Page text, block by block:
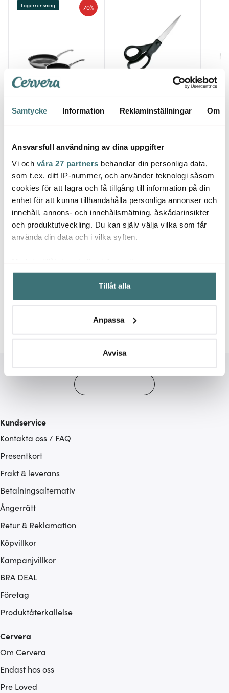
Samtycke Information Reklaminställningar Om
Ansvarsfull användning av dina uppgifter
Vi och våra 27 partners behandlar din personliga data,
som t.ex. ditt IP-nummer, och använder teknologi såsom
cookies för att lagra och få tillgång till information på din
enhet för att kunna tillhandahålla personliga annonser och
innehåll, annons- och innehållsmätning, åskådarinsikter
och produktutveckling. Du kan själv välja vilka som får
använda din data och i vilka syften.
Samla in information om din geografiska plats som
kan ha en noggrannhet på upp till flera meter
Identifiera din enhet genom att aktivt skanna den för
Ta reda på mer om hur dina personliga uppgifter
Du kan ändra eller dra tillbaka ditt samtycke när som
Vi använder cookies för att innehållet och annonserna
hemsidan ännu bättre. Du bestämmer själv vilka cookies
som du vill dela med dig av.
Tillåt alla
Anpassa
Avvisa
Classic stekpanna
keramisk 2 delar 20+28
70%
Lagerrensning
I lager
21 cm Svart
I lager
Låt dig inspireras av våra kunder
Kundservice
Kontakta oss / FAQ
Presentkort
Frakt & leverans
Betalningsalternativ
Ångerrätt
Retur & Reklamation
Köpvillkor
Kampanjvillkor
BRA DEAL
Företag
Produktåterkallelse
Cervera
Om Cervera
Endast hos oss
Pre Loved